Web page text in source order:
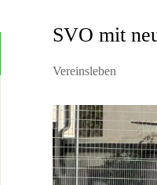
SVO mit
Vereinsleben